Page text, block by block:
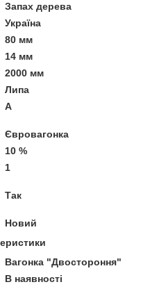
Запах дерева
Україна
80 мм
14 мм
2000 мм
Липа
А
Євровагонка
10 %
1
Так
Новий
Вагонка "Двостороння"
В наявності